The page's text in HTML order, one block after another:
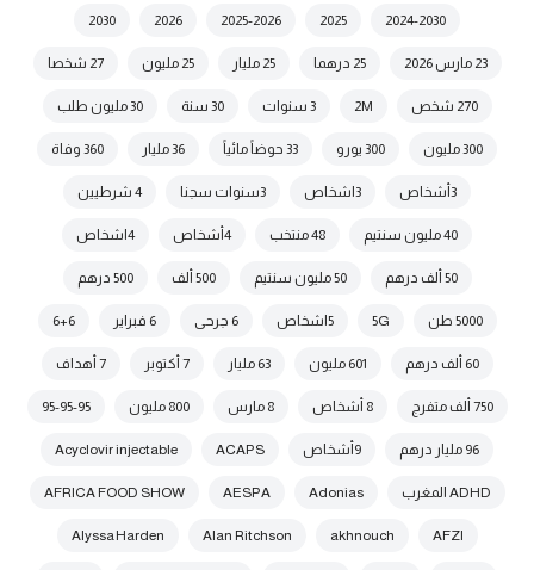
2024-2030
2025
2025-2026
2026
2030
23 مارس 2026 25 درهما 25 مليار 25 مليون 27 شخصا
270 شخص 2M 3 سنوات 30 سنة 30 مليون طلب
300 مليون 300 يورو 33 حوضاً مائياً 36 مليار 360 وفاة
3أشخاص 3اشخاص 3سنوات سجنا 4 شرطيين
40 مليون سنتيم 48 منتخب 4أشخاص 4اشخاص
50 ألف درهم 50 مليون سنتيم 500 ألف 500 درهم
5000 طن 5G 5اشخاص 6 جرحى 6 فبراير 6+6
60 ألف درهم 601 مليون 63 مليار 7 أكتوبر 7 أهداف
750 ألف متفرج 8 أشخاص 8 مارس 800 مليون 95-95-95
96 مليار درهم 9أشخاص ACAPS
Acyclovir injectable
ADHD المغرب Adonias
AESPA
AFRICA FOOD SHOW
AFZI
akhnouch
Alan Ritchson
Alyssa Harden